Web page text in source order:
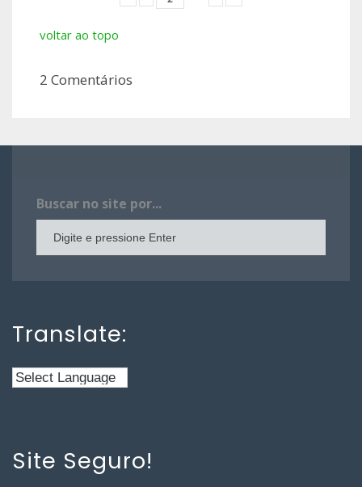
voltar ao topo
2 Comentários
Buscar no site por...
Translate:
Site Seguro!